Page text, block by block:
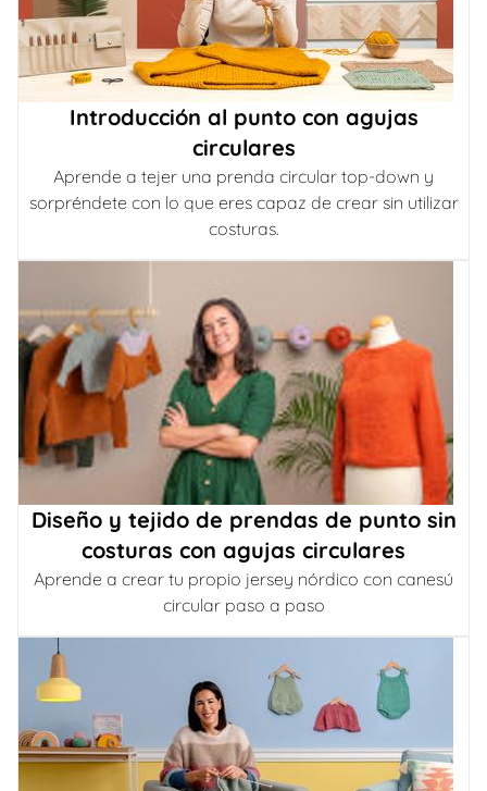
Introducción al punto con agujas
circulares
Aprende a tejer una prenda circular top-down y
sorpréndete con lo que eres capaz de crear sin utilizar
costuras.
Diseño y tejido de prendas de punto sin
costuras con agujas circulares
Aprende a crear tu propio jersey nórdico con canesú
circular paso a paso